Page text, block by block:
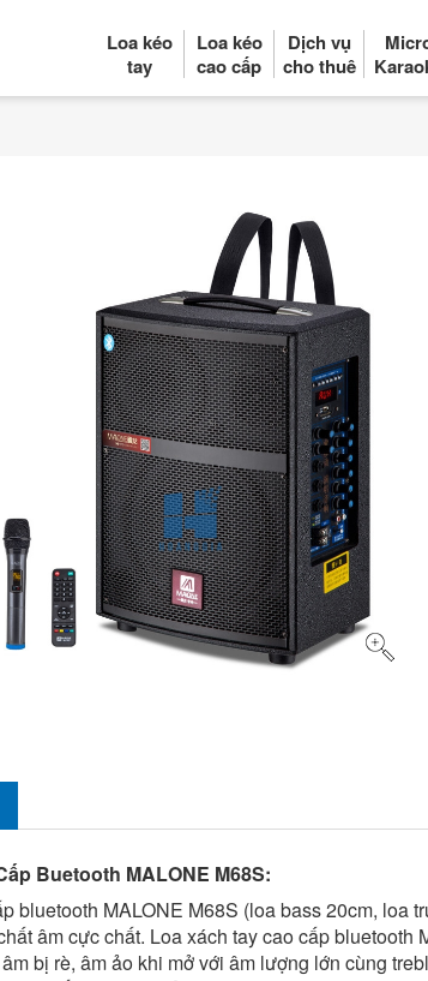
Loa kéo
tay
Loa kéo
cao cấp
Dịch vụ
cho thuê
Buetooth MALONE M68S:
bluetooth MALONE M68S (loa bass 20cm, loa
âm cực chất. Loa xách tay cao cấp
bị rè, âm ảo khi mở với âm lượng lớn cùng